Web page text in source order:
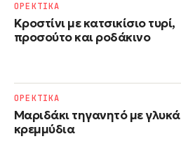
Κροστίνι με κατσικίσιο τυρί,
προσούτο και ροδάκινο
ΟΡΕΚΤΙΚΑ
Μαριδάκι τηγανητό με γλυκά
κρεμμύδια
ΟΡΕΚΤΙΚΑ